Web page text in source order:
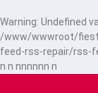
Warning: Undefined
/www/wwwroot/
feed-rss-repair/rss-
n n nnnnnn n